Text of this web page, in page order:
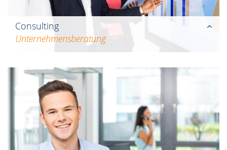
Consulting
Unternehmensberatung
Transaktionsberatung oder interne Revision:
Als Wirtschaftsprüfer und Steuerspezialisten
unterstützen wir Sie in allen Fragen des
Rechnungswesens und der
Unternehmenssteuerung.